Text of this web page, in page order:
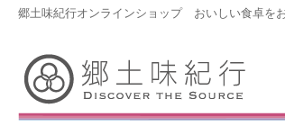
郷土味紀行オンラインショップ おいしい食卓を